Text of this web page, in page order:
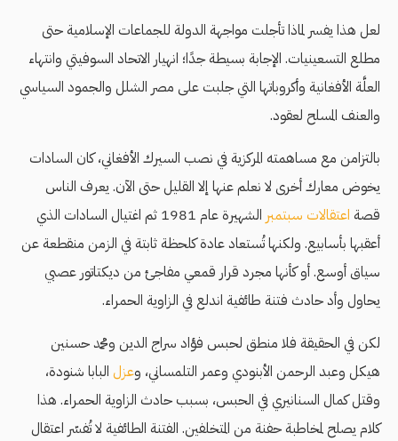
لعل هذا يفسر لماذا تأجلت مواجهة الدولة للجماعات الإسلامية حتى
مطلع التسعينيات. الإجابة بسيطة جدًا؛ انهيار الاتحاد السوفيتي وانتهاء
العلَّة الأفغانية وأكروباتها التي جلبت على مصر الشلل والجمود السياسي
والعنف المسلح لعقود.
بالتزامن مع مساهمته المركزية في نصب السيرك الأفغاني، كان السادات
يخوض معارك أخرى لا نعلم عنها إلا القليل حتى الآن. يعرف الناس
قصة اعتقالات سبتمبر
الشهيرة عام 1981 ثم اغتيال السادات الذي
أعقبها بأسابيع. ولكنها تُستعاد عادة كلحظة ثابتة في الزمن منقطعة عن
سياق أوسع. أو كأنها مجرد قرار قمعي مفاجئ من ديكتاتور عصبي
يحاول وأد حادث فتنة طائفية اندلع في الزاوية الحمراء.
لكن في الحقيقة فلا منطق لحبس فؤاد سراج الدين ومحمد حسنين
هيكل وعبد الرحمن الأبنودي وعمر التلمساني، وعزل البابا شنودة،
وقتل كمال السنانيري في الحبس، بسبب حادث الزاوية الحمراء. هذا
كلام يصلح لمخاطبة حفنة من المتخلفين. الفتنة الطائفية لا تُفسّر اعتقال